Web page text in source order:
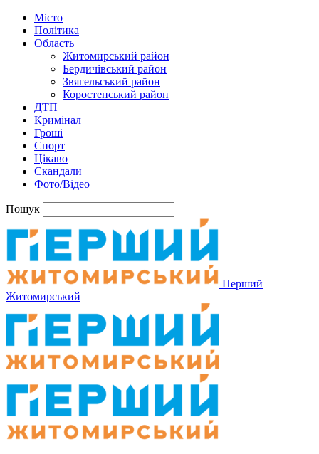
Місто
Політика
Область
Житомирський район
Бердичівський район
Звягельський район
Коростенський район
ДТП
Кримінал
Гроші
Спорт
Цікаво
Скандали
Фото/Відео
Пошук
Перший
Житомирський